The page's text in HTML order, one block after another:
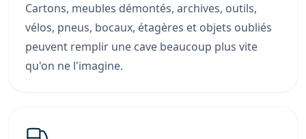
Cartons, meubles démontés, archives, outils,
vélos, pneus, bocaux, étagères et objets oubliés
peuvent remplir une cave beaucoup plus vite
qu'on ne l'imagine.